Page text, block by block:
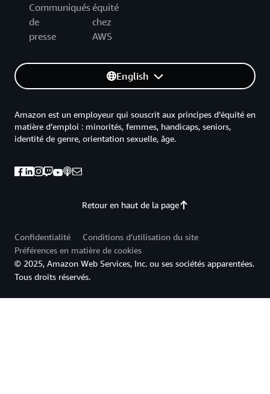
Communiqués
de
presse
équité
chez
AWS
English
Retour en haut de la page
Amazon est un employeur qui souscrit aux principes d’équité en
matière d’emploi : minorités, femmes, handicaps, seniors,
identité de genre, orientation sexuelle, âge.
Confidentialité
Conditions d’utilisation du site
Préférences en matière de cookies
© 2025, Amazon Web Services, Inc. ou ses sociétés apparentées.
Tous droits réservés.